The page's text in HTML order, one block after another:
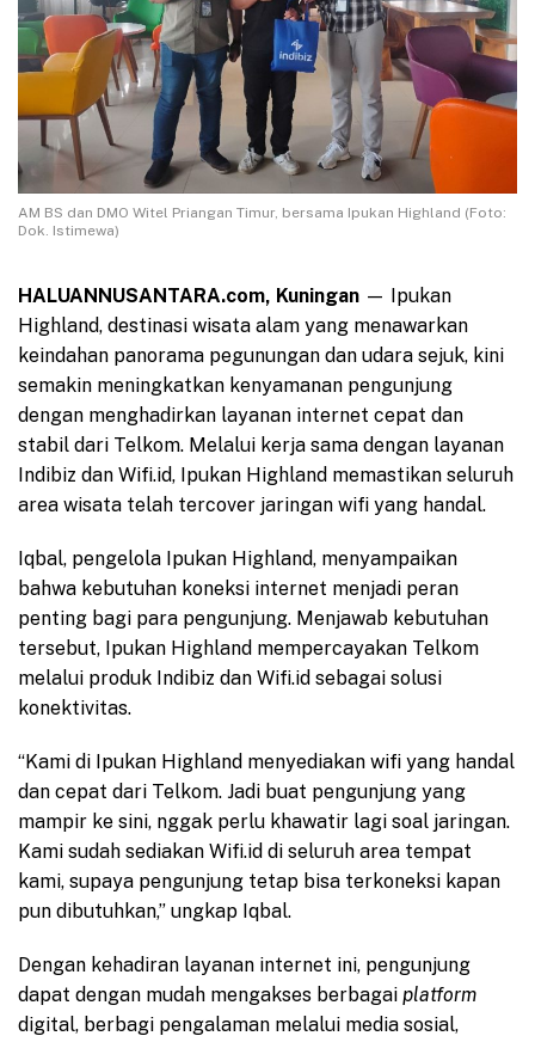
AM BS dan DMO Witel Priangan Timur, bersama Ipukan Highland (Foto:
Dok. Istimewa)
HALUANNUSANTARA.com, Kuningan — Ipukan
Highland, destinasi wisata alam yang menawarkan
keindahan panorama pegunungan dan udara sejuk, kini
semakin meningkatkan kenyamanan pengunjung
dengan menghadirkan layanan internet cepat dan
stabil dari Telkom. Melalui kerja sama dengan layanan
Indibiz dan Wifi.id, Ipukan Highland memastikan seluruh
area wisata telah tercover jaringan wifi yang handal.
Iqbal, pengelola Ipukan Highland, menyampaikan
bahwa kebutuhan koneksi internet menjadi peran
penting bagi para pengunjung. Menjawab kebutuhan
tersebut, Ipukan Highland mempercayakan Telkom
melalui produk Indibiz dan Wifi.id sebagai solusi
konektivitas.
“Kami di Ipukan Highland menyediakan wifi yang handal
dan cepat dari Telkom. Jadi buat pengunjung yang
mampir ke sini, nggak perlu khawatir lagi soal jaringan.
Kami sudah sediakan Wifi.id di seluruh area tempat
kami, supaya pengunjung tetap bisa terkoneksi kapan
pun dibutuhkan,” ungkap Iqbal.
Dengan kehadiran layanan internet ini, pengunjung
dapat dengan mudah mengakses berbagai platform
digital, berbagi pengalaman melalui media sosial,